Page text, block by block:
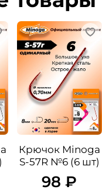
Крючок Minoga
S-57R №6 (6 шт)
98 ₽